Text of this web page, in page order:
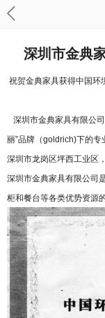
深圳市金典
祝贺金典家具获得中国环
深圳市金典家具有限公
丽”品牌（goldrich)下的
深圳市龙岗区坪西工业区
深圳市金典家具有限公司
柜和餐台等各类优势资源